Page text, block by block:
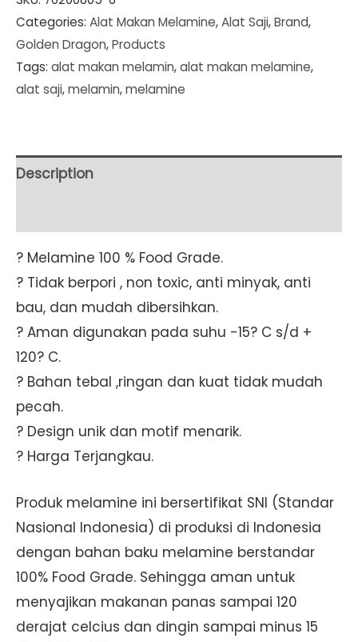
Black
Mangkok
Kaki
Tembikar
SET
Categories: Alat Makan Melamine,Alat Saji,Brand,
Golden Dragon,Products
Tags: alat makan melamin,alat makan melamine,
alat saji,melamin,melamine
Description
? Melamine 100 % Food Grade.
? Tidak berpori , non toxic, anti minyak, anti
bau, dan mudah dibersihkan.
? Aman digunakan pada suhu -15? C s/d +
120? C.
? Bahan tebal ,ringan dan kuat tidak mudah
pecah.
? Design unik dan motif menarik.
? Harga Terjangkau.
Produk melamine ini bersertifikat SNI (Standar
Nasional Indonesia) di produksi di Indonesia
dengan bahan baku melamine berstandar
100% Food Grade. Sehingga aman untuk
menyajikan makanan panas sampai 120
derajat celcius dan dingin sampai minus 15